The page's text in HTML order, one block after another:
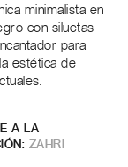
minimalista en
con siluetas
para
estética de
A LA
ZAHRI